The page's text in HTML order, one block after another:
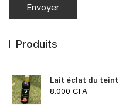
Produits
Lait éclat du teint
8.000 CFA